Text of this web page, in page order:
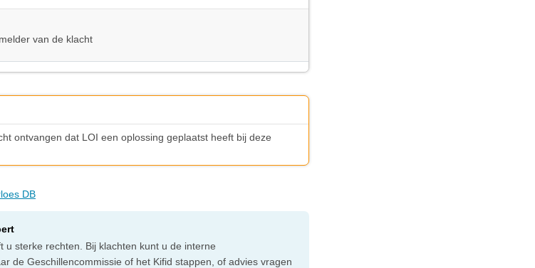
van de klacht
ontvangen dat LOI een oplossing geplaatst heeft bij deze
DB
u sterke rechten. Bij klachten kunt u de interne
de Geschillencommissie of het Kifid stappen, of advies vragen